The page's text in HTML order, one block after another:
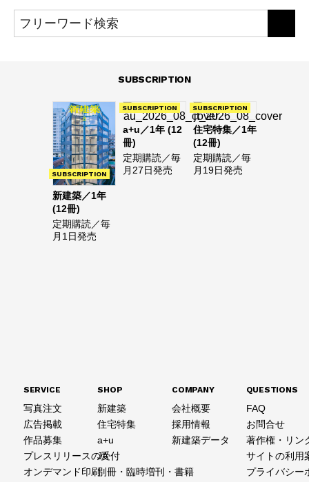
SUBSCRIPTION
SUBSCRIPTION
新建築／1年
(12冊)
定期購読／毎
月1日発売
SUBSCRIPTION
a+u／1年 (12
冊)
定期購読／毎
月27日発売
SUBSCRIPTION
住宅特集／1年
(12冊)
定期購読／毎
月19日発売
SERVICE
写真注文
広告掲載
作品募集
プレスリリースの受付
オンデマンド印刷
SHOP
新建築
住宅特集
a+u
JA
別冊・臨時増刊・書籍
COMPANY
会社概要
採用情報
新建築データ
QUESTIONS
FAQ
お問合せ
著作権・リン
サイトの利用
プライバシー